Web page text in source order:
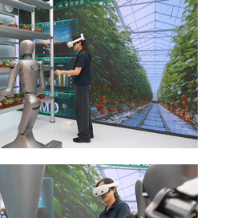
天津 河北 山西
吉林 上海 江苏
安徽 福建 江西
河南 湖北 湖南
广西 海南 重庆
云南 西藏
甘肃 青海 宁夏